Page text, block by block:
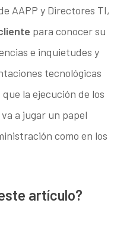
AAPP y Directores TI,
para conocer su
e inquietudes y
tecnológicas
la ejecución de los
a jugar un papel
como en los
artículo?